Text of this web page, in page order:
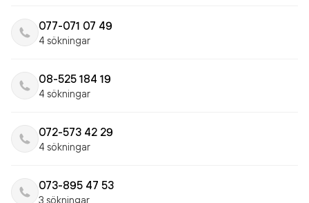
077-071 07 49
4 sökningar
08-525 184 19
4 sökningar
072-573 42 29
4 sökningar
073-895 47 53
3 sökningar